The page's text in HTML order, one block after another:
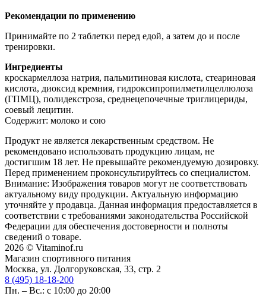
Рекомендации по применению
Принимайте по 2 таблетки перед едой, а затем до и после
тренировки.
Ингредиенты
кроскармеллоза натрия, пальмитиновая кислота, стеариновая
кислота, диоксид кремния, гидроксипропилметилцеллюлоза
(ГПМЦ), полидекстроза, среднецепочечные триглицериды,
соевый лецитин.
Содержит: молоко и сою
Продукт не является лекарственным средством. Не
рекомендовано использовать продукцию лицам, не
достигшим 18 лет. Не превышайте рекомендуемую дозировку.
Перед применением проконсультируйтесь со специалистом.
Внимание: Изображения товаров могут не соответствовать
актуальному виду продукции. Актуальную информацию
уточняйте у продавца. Данная информация предоставляется в
соответствии с требованиями законодательства Российской
Федерации для обеспечения достоверности и полноты
сведений о товаре.
2026 © Vitaminof.ru
Магазин спортивного питания
Москва, ул. Долгоруковская, 33, стр. 2
8 (495) 18-18-200
Пн. – Вс.: с 10:00 до 20:00